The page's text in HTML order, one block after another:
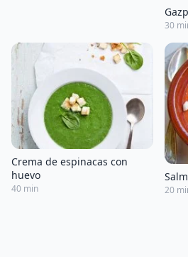
30
Crema de espinacas con
huevo
40 min 20